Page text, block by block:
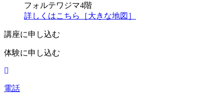
フォルテワジマ4階
詳しくはこちら［大きな地図］
講座に申し込む
体験に申し込む
電話